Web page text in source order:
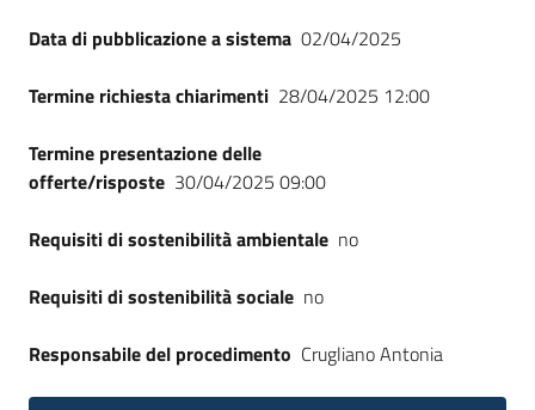
Data di pubblicazione a sistema 02/04/2025
Termine richiesta chiarimenti 28/04/2025 12:00
Termine presentazione delle
offerte/risposte 30/04/2025 09:00
Requisiti di sostenibilità ambientale no
Requisiti di sostenibilità sociale no
Responsabile del procedimento Crugliano Antonia